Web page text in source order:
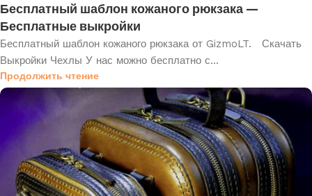
Бесплатный шаблон кожаного рюкзака —
Бесплатные выкройки
Бесплатный шаблон кожаного рюкзака от GizmoLT. Скачать
Выкройки Чехлы У нас можно бесплатно с...
Продолжить чтение